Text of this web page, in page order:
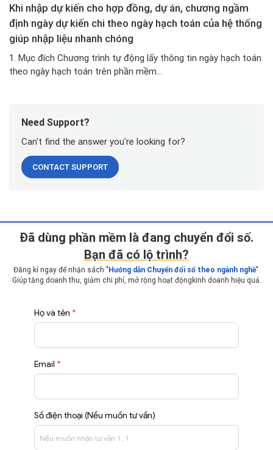
Khi nhập dự kiến cho hợp đồng, dự án, chương ngầm
định ngày dự kiến chi theo ngày hạch toán của hệ thống
giúp nhập liệu nhanh chóng
1. Mục đích Chương trình tự động lấy thông tin ngày hạch toán
theo ngày hạch toán trên phần mềm...
Need Support?
Can't find the answer you're looking for?
CONTACT SUPPORT
Ðã dùng phần mềm là đang chuyển đổi số.
Bạn đã có lộ trình?
Đăng kí ngay để nhận sách " Hướng dẫn Chuyển đổi số theo ngành nghề".
Giúp tăng doanh thu, giảm chi phí, mở rộng hoạt động kinh doanh hiệu quả.
Họ và tên *
Email *
Số điện thoại (Nếu muốn tư vấn)